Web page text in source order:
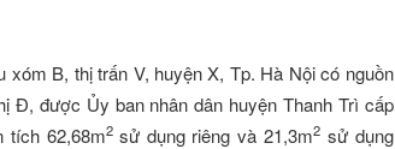
B, thị trấn V, huyện X, Tp. Hà Nội có nguồn
Đ, được Ủy ban nhân dân huyện Thanh Trì cấp
tích 62,68m2 sử dụng riêng và 21,3m2 sử dụng